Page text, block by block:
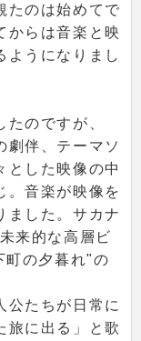
たのは始めてで
からは音楽と映
ようになりまし
のですが、
劇伴、テーマソ
とした映像の中
。音楽が映像を
ました。サカナ
来的な高層ビ
町の夕暮れ"の
公たちが日常に
旅に出る」と歌